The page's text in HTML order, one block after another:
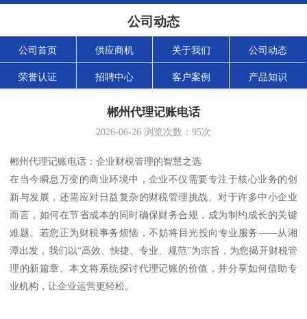
公司动态
公司首页 供应商机 关于我们 公司动态
荣誉认证 招聘中心 客户案例 产品知识
郴州代理记账电话
2026-06-26 浏览次数： 95次
郴州代理记账电话：企业财税管理的智慧之选
在当今瞬息万变的商业环境中，企业不仅需要专注于核心业务的创
新与发展，还需应对日益复杂的财税管理挑战。对于许多中小企业
而言，如何在节省成本的同时确保财务合规，成为制约成长的关键
难题。若您正为财税事务烦恼，不妨将目光投向专业服务——从湘
潭出发，我们以“高效、快捷、专业、规范”为宗旨，为您揭开财税管
理的新篇章。本文将系统探讨代理记账的价值，并分享如何借助专
业机构，让企业运营更轻松。